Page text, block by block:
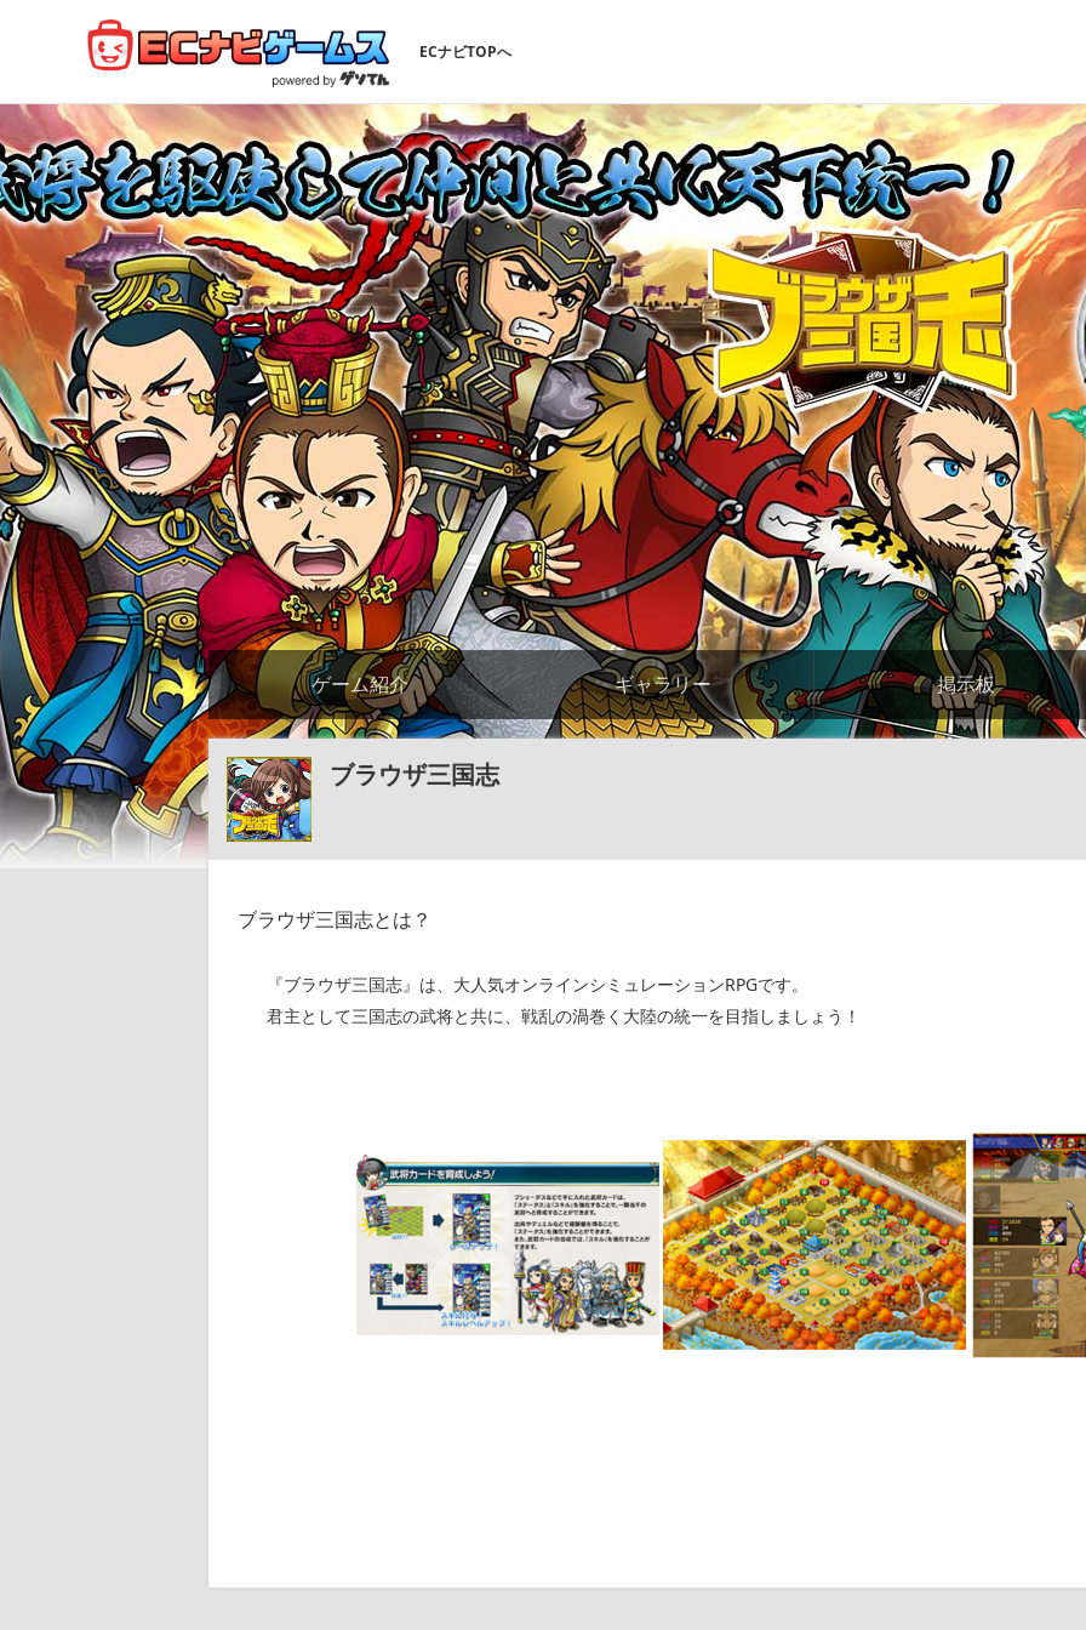
ECナビTOPへ
ゲーム紹介 ギャラリー 掲示板
ブラウザ三国志
ブラウザ三国志とは？
『ブラウザ三国志』は、大人気オンラインシミュレーションRPGです。
君主として三国志の武将と共に、戦乱の渦巻く大陸の統一を目指しましょう！